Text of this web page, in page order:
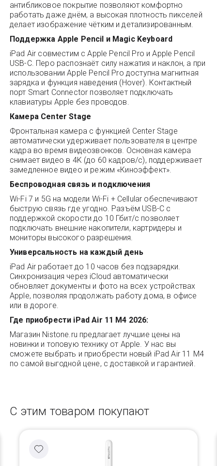
антибликовое покрытие позволяют комфортно
работать даже днём, а высокая плотность пикселей
делает изображение чётким и детализированным.
Поддержка Apple Pencil и Magic Keyboard
iPad Air совместим с Apple Pencil Pro и Apple Pencil
USB-C. Перо распознаёт силу нажатия и наклон, а при
использовании Apple Pencil Pro доступна магнитная
зарядка и функция наведения (Hover). Контактный
порт Smart Connector позволяет подключать
клавиатуры Apple без проводов.
Камера Center Stage
Фронтальная камера с функцией Center Stage
автоматически удерживает пользователя в центре
кадра во время видеозвонков. Основная камера
снимает видео в 4K (до 60 кадров/с), поддерживает
замедленное видео и режим «Киноэффект».
Беспроводная связь и подключения
Wi-Fi 7 и 5G на модели Wi-Fi + Cellular обеспечивают
быструю связь где угодно. Разъём USB-C с
поддержкой скорости до 10 Гбит/с позволяет
подключать внешние накопители, картридеры и
мониторы высокого разрешения.
Универсальность на каждый день
iPad Air работает до 10 часов без подзарядки.
Синхронизация через iCloud автоматически
обновляет документы и фото на всех устройствах
Apple, позволяя продолжать работу дома, в офисе
или в дороге.
Где приобрести iPad Air 11 M4 2026:
Магазин Nistone.ru предлагает лучшие цены на
новинки и топовую технику от Apple. У нас вы
сможете выбрать и приобрести новый iPad Air 11 M4
по самой выгодной цене, с доставкой и гарантией.
С этим товаром покупают